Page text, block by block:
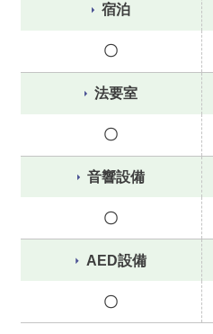
宿泊
〇
法要室
〇
音響設備
〇
AED設備
〇